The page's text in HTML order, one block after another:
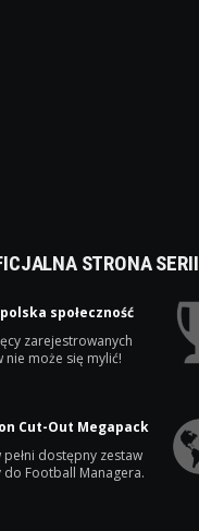
STRONA SERII
społeczność
zarejestrowanych
nie może się mylić!
Cut-Out Megapack
pełni dostępny zestaw
do Football Managera.